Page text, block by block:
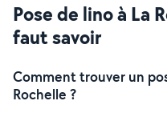
Pose de lino à La
faut savoir
Comment trouver un
Rochelle ?